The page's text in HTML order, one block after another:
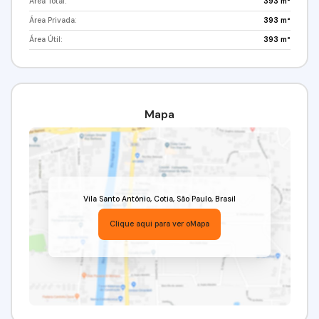
Área Privada: 393 m²
Área Útil: 393 m²
Mapa
Vila Santo Antônio, Cotia, São Paulo, Brasil
Clique aqui para ver oMapa